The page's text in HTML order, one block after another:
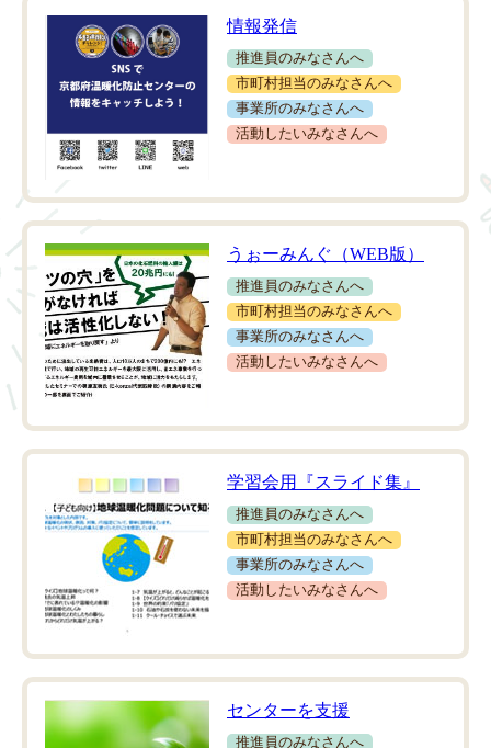
情報発信
推進員のみなさんへ
市町村担当のみなさんへ
事業所のみなさんへ
活動したいみなさんへ
うぉーみんぐ（WEB版）
推進員のみなさんへ
市町村担当のみなさんへ
事業所のみなさんへ
活動したいみなさんへ
学習会用『スライド集』
推進員のみなさんへ
市町村担当のみなさんへ
事業所のみなさんへ
活動したいみなさんへ
センターを支援
推進員のみなさんへ